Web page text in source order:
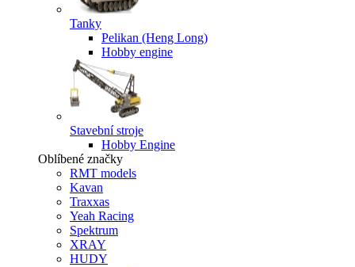
Tanky
Pelikan (Heng Long)
Hobby engine
Stavební stroje
Hobby Engine
Oblíbené značky
RMT models
Kavan
Traxxas
Yeah Racing
Spektrum
XRAY
HUDY